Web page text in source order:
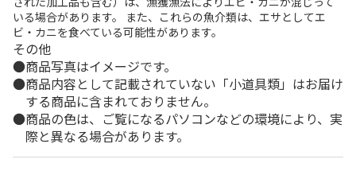
いる場合があります。 また、これらの魚介類は、エサとしてエ
ビ・カニを食べている可能性があります。
その他
商品写真はイメージです。
商品内容として記載されていない「小道具類」はお届け
する商品に含まれておりません。
商品の色は、ご覧になるパソコンなどの環境により、実
際と異なる場合があります。